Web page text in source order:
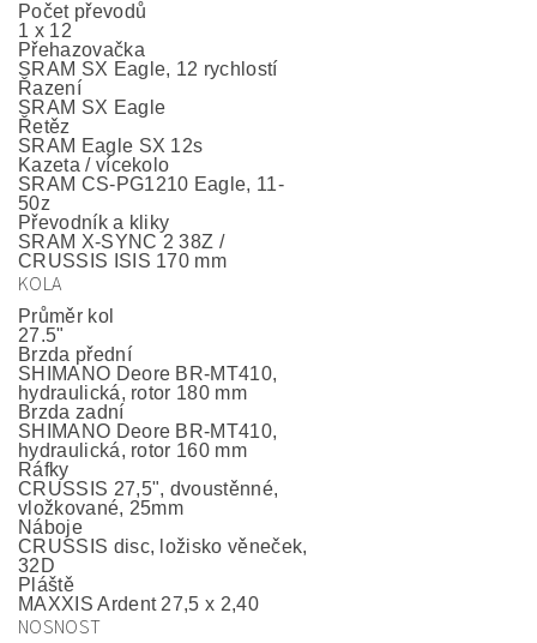
Počet převodů
1 x 12
Přehazovačka
SRAM SX Eagle, 12 rychlostí
Řazení
SRAM SX Eagle
Řetěz
SRAM Eagle SX 12s
Kazeta / vícekolo
SRAM CS-PG1210 Eagle, 11-
50z
Převodník a kliky
SRAM X-SYNC 2 38Z /
CRUSSIS ISIS 170 mm
KOLA
Průměr kol
27.5"
Brzda přední
SHIMANO Deore BR-MT410,
hydraulická, rotor 180 mm
Brzda zadní
SHIMANO Deore BR-MT410,
hydraulická, rotor 160 mm
Ráfky
CRUSSIS 27,5", dvoustěnné,
vložkované, 25mm
Náboje
CRUSSIS disc, ložisko věneček,
32D
Pláště
MAXXIS Ardent 27,5 x 2,40
NOSNOST